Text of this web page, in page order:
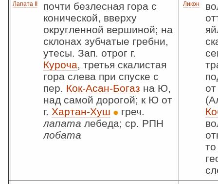
Лапата II
почти безлесная гора с
конической, вверху
округленной вершиной; на
склонах зубчатые гребни,
утесы. Зап. отрог г.
Куроча, третья скалистая
гора слева при спуске с
пер. Кок-Асан-Богаз на Ю,
над самой дорогой; к Ю от
г. Хартан-Хуш
греч.
лапата лебеда; ср. РПН
лобата
Ликон
то